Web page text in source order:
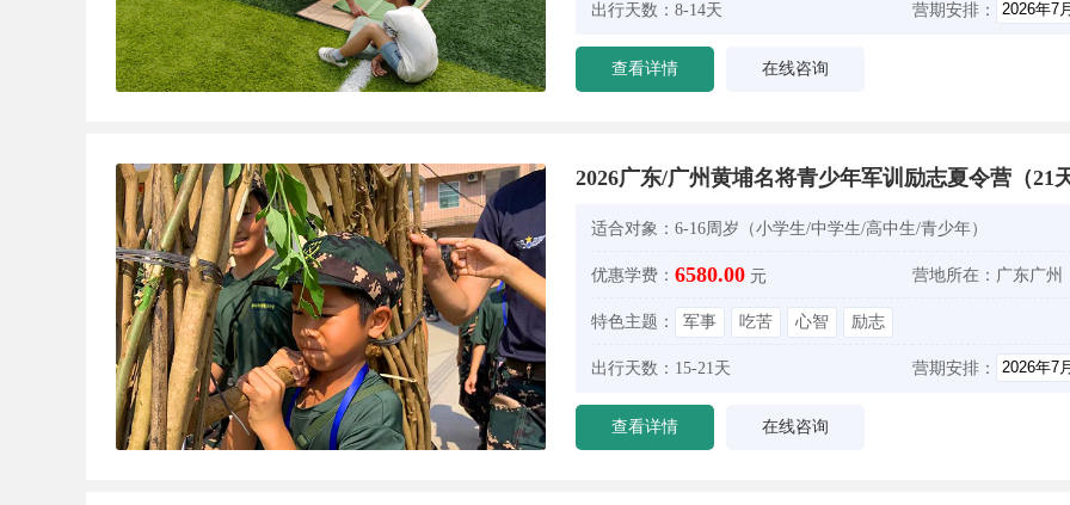
出行天数： 8-14天 营期安排：
查看详情 在线咨询
2026广东/广州黄埔名将青少年军训励志夏令营（21
适合对象： 6-16周岁（小学生/中学生/高中生/青少年）
优惠学费： 6580.00 元 营地所在： 广东广州
特色主题： 军事 吃苦 心智 励志
出行天数： 15-21天 营期安排：
查看详情 在线咨询